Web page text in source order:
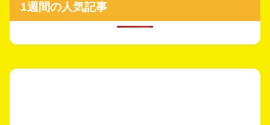
1週間の人気記事